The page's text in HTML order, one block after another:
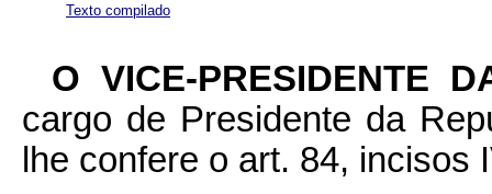
Texto compilado
O VICE-PRESIDENTE
cargo de Presidente da
lhe confere o art. 84,